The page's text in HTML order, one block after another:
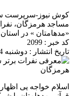
کوش نیوز-سرپرست
مساجد هرمزگان،
«مدهامتان » در
کد خبر : 2099
تاریخ انتشار : دوشنبه 4 سپتامبر 2023 - 8:08
اسلام خواجه یی